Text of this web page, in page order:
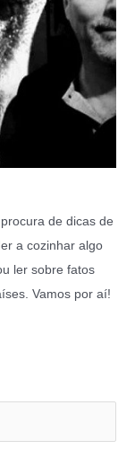
de dicas de
a cozinhar algo
ler sobre fatos
Vamos por aí!